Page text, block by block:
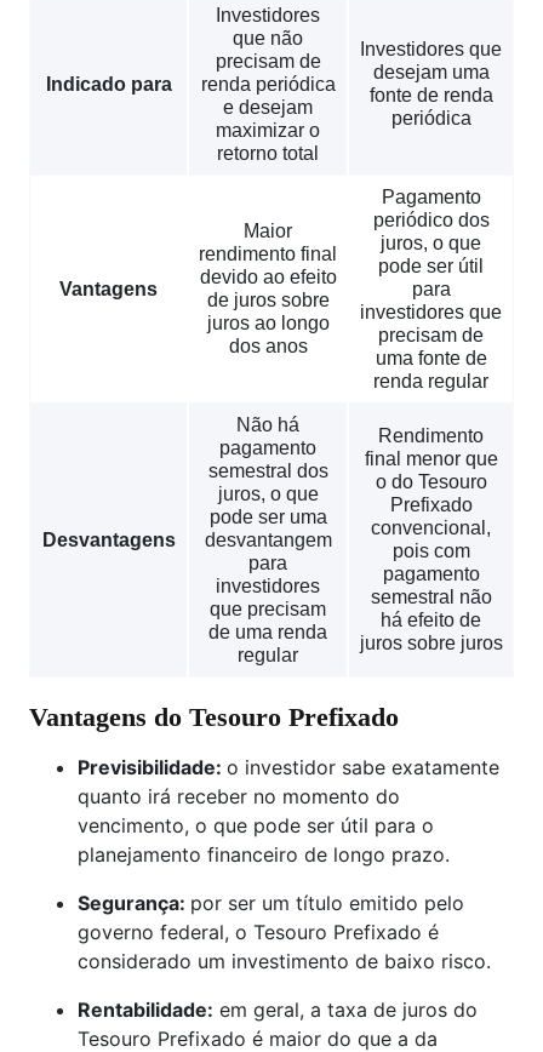
Indicado para
Investidores
que não
precisam de
renda periódica
e desejam
maximizar o
retorno total
Investidores que
desejam uma
fonte de renda
periódica
Vantagens
Maior
rendimento final
devido ao efeito
de juros sobre
juros ao longo
dos anos
Pagamento
periódico dos
juros, o que
pode ser útil
para
investidores que
precisam de
uma fonte de
renda regular
Desvantagens
Não há
pagamento
semestral dos
juros, o que
pode ser uma
desvantangem
para
investidores
que precisam
de uma renda
regular
Rendimento
final menor que
o do Tesouro
Prefixado
convencional,
pois com
pagamento
semestral não
há efeito de
juros sobre juros
Vantagens do Tesouro Prefixado
Previsibilidade: o investidor sabe exatamente
quanto irá receber no momento do
vencimento, o que pode ser útil para o
planejamento financeiro de longo prazo.
Segurança: por ser um título emitido pelo
governo federal, o Tesouro Prefixado é
considerado um investimento de baixo risco.
Rentabilidade: em geral, a taxa de juros do
Tesouro Prefixado é maior do que a da